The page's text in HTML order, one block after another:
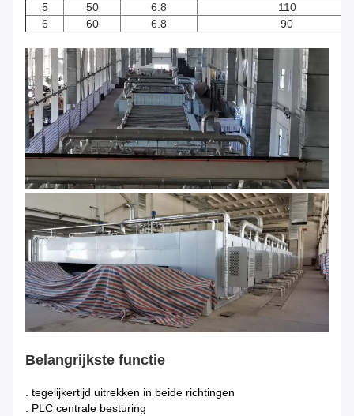
5
50 6.8
110
6
60 6.8 90
Belangrijkste functie
. tegelijkertijd uitrekken in beide richtingen
. PLC centrale besturing